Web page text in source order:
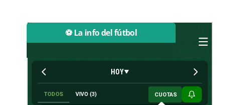
⚽ La info del fútbol